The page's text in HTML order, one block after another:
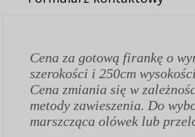
Cena za gotową firankę o
szerokości i 250cm
Cena zmiania się w
metody zawieszenia. Do
marszcząca olówek lub